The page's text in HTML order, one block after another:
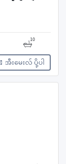
10
အီးမေးလ် ပို့ပါ